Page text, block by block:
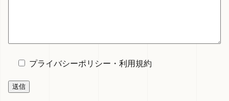
プライバシーポリシー ・ 利用規約